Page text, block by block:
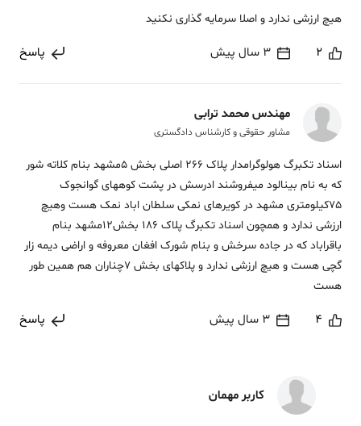
هیچ ارزشی ندارد و اصلا سرمایه گذاری نکنید
2 3 سال پیش پاسخ
مهندس محمد ترابی
مشاور حقوقی و کارشناس دادگستری
اسناد تکبرگ هولوگرامدار پلاک 266 اصلی بخش 5مشهد بنام کلاته شور
که به نام بینالود میفروشند ادرسش در پشت کوههای گوانجوک
75کیلومتری مشهد در کویرهای نمکی سلطان اباد نمک هست وهیچ
ارزشی ندارد و همچون اسناد تکبرگ پلاک 186 بخش12مشهد بنام
باقراباد که در جاده سرخش و بنام شورک افغان معروفه و اراضی دیمه زار
گچی هست و هیچ ارزشی ندارد و پلاکهای بخش 7چناران هم همین طور
هست
4 3 سال پیش پاسخ
کاربر مهمان